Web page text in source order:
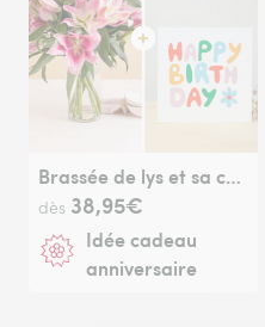
Brassée de lys et sa carte message Joyeux anniversaire
dès 38,95€
Idée cadeau
anniversaire